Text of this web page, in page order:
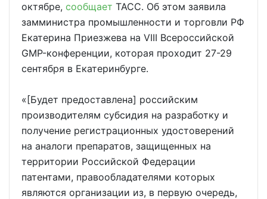
октябре, сообщает ТАСС. Об этом заявила
замминистра промышленности и торговли РФ
Екатерина Приезжева на VIII Всероссийской
GMP-конференции, которая проходит 27-29
сентября в Екатеринбурге.
«[Будет предоставлена] российским
производителям субсидия на разработку и
получение регистрационных удостоверений
на аналоги препаратов, защищенных на
территории Российской Федерации
патентами, правообладателями которых
являются организации из, в первую очередь,